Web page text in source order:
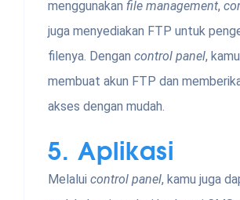
menggunakan file management,
juga menyediakan FTP untuk
filenya. Dengan control panel,
membuat akun FTP dan
akses dengan mudah.
5. Aplikasi
Melalui control panel, kamu juga